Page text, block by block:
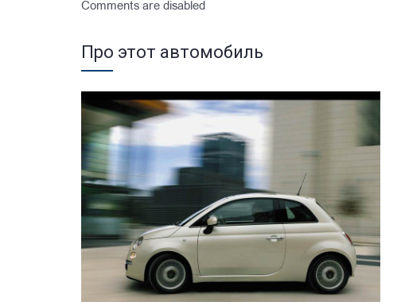
Comments are disabled
Про этот автомобиль